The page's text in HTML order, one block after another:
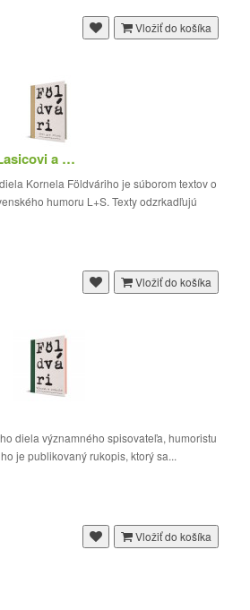
Vložiť do košíka
Svet pre dvoch. O Lasicovi a Satinskom
Kornela Földváriho je súborom textov o
humoru L+S. Texty odzrkadľujú
Vložiť do košíka
diela významného spisovateľa, humoristu
je publikovaný rukopis, ktorý sa...
Vložiť do košíka